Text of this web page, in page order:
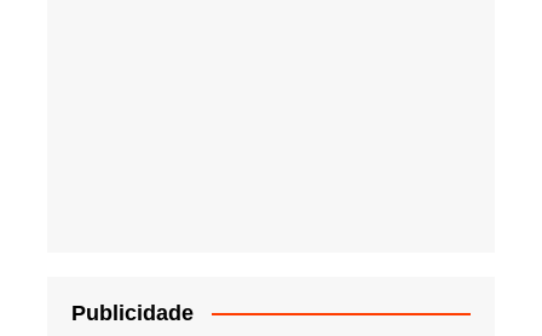
Publicidade